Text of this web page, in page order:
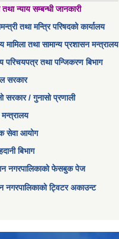
तथा न्याय सम्बन्धी जानकारी
तथा मन्त्रि परिषदको कार्यालय
मामिला तथा सामान्य प्रशासन मन्त्रालय
परिचयपत्र तथा पन्जिकरण बिभाग
सरकार
सरकार / गुनासो प्रणाली
सेवा आयोग
बिभाग
नगरपालिकाको फेसबुक पेज
नगरपालिकाको ट्विटर अकाउन्ट